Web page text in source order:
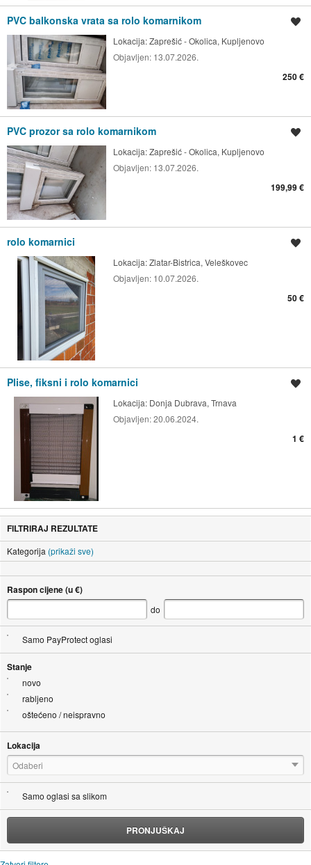
PVC balkonska vrata sa rolo komarnikom
Lokacija:Zaprešić - Okolica, Kupljenovo
Objavljen: 13.07.2026.
250 €
PVC prozor sa rolo komarnikom
Lokacija:Zaprešić - Okolica, Kupljenovo
Objavljen: 13.07.2026.
199,99 €
rolo komarnici
Lokacija:Zlatar-Bistrica, Veleškovec
Objavljen: 10.07.2026.
50 €
Plise, fiksni i rolo komarnici
Lokacija: Donja Dubrava, Trnava
Objavljen:20.06.2024.
1 €
FILTRIRAJ REZULTATE
Kategorija (prikaži sve)
Raspon cijene (u €)
do
Samo PayProtect oglasi
Stanje
novo
rabljeno
oštećeno / neispravno
Lokacija
Odaberi
Samo oglasi sa slikom
PRONJUŠKAJ